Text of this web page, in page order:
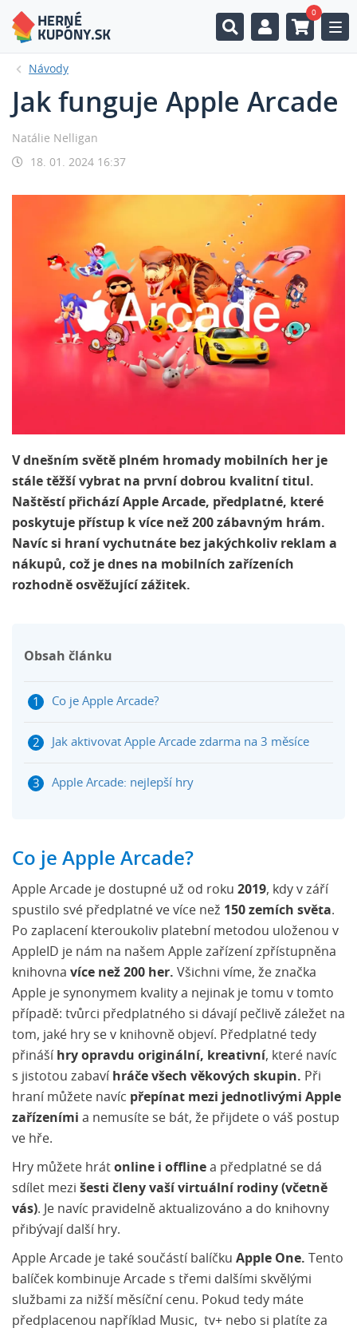
0
Návody
Jak funguje Apple Arcade
Natálie Nelligan
18. 01. 2024 16:37
V dnešním světě plném hromady mobilních her je
stále těžší vybrat na první dobrou kvalitní titul.
Naštěstí přichází Apple Arcade, předplatné, které
poskytuje přístup k více než 200 zábavným hrám.
Navíc si hraní vychutnáte bez jakýchkoliv reklam a
nákupů, což je dnes na mobilních zařízeních
rozhodně osvěžující zážitek.
Obsah článku
Co je Apple Arcade?
Jak aktivovat Apple Arcade zdarma na 3 měsíce
Apple Arcade: nejlepší hry
Co je Apple Arcade?
Apple Arcade je dostupné už od roku 2019, kdy v září
spustilo své předplatné ve více než 150 zemích světa.
Po zaplacení kteroukoliv platební metodou uloženou v
AppleID je nám na našem Apple zařízení zpřístupněna
knihovna více než 200 her. Všichni víme, že značka
Apple je synonymem kvality a nejinak je tomu v tomto
případě: tvůrci předplatného si dávají pečlivě záležet na
tom, jaké hry se v knihovně objeví. Předplatné tedy
přináší hry opravdu originální, kreativní, které navíc
s jistotou zabaví hráče všech věkových skupin. Při
hraní můžete navíc přepínat mezi jednotlivými Apple
zařízeními a nemusíte se bát, že přijdete o váš postup
ve hře.
Hry můžete hrát online i offline a předplatné se dá
sdílet mezi šesti členy vaší virtuální rodiny (včetně
vás). Je navíc pravidelně aktualizováno a do knihovny
přibývají další hry.
Apple Arcade je také součástí balíčku Apple One. Tento
balíček kombinuje Arcade s třemi dalšími skvělými
službami za nižší měsíční cenu. Pokud tedy máte
předplacenou například Music, tv+ nebo si platíte za